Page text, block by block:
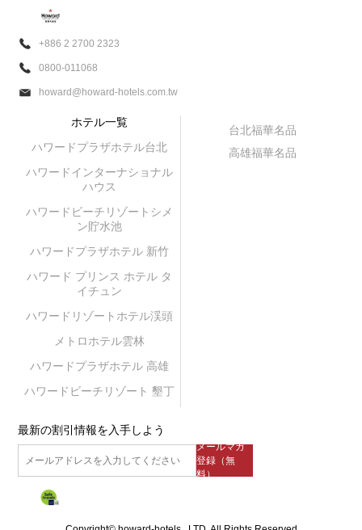
+886 2 2700 2323
0800-011068
howard@howard-hotels.com.tw
ホテル一覧
ハワードプラザホテル台北
ハワードインターナショナル
ハウス
ハワードビーチリゾートシメ
ン貯水池
ハワードプラザホテル 新竹
ハワード プリンス ホテル タ
イチュン
ハワードリゾートホテル渓頭
メトロホテル雲林
ハワードプラザホテル 高雄
ハワードビーチリゾート 墾丁
台北福華名品
高雄福華名品
最新の割引情報を入手しよう
メールマガ
登録（無
料）